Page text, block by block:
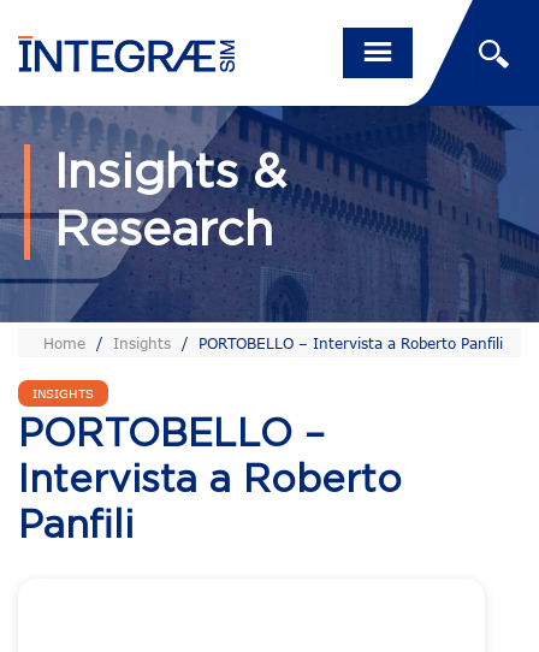
Insights &
Research
Home / Insights / PORTOBELLO – Intervista a Roberto Panfili
INSIGHTS
PORTOBELLO –
Intervista a Roberto
Panfili